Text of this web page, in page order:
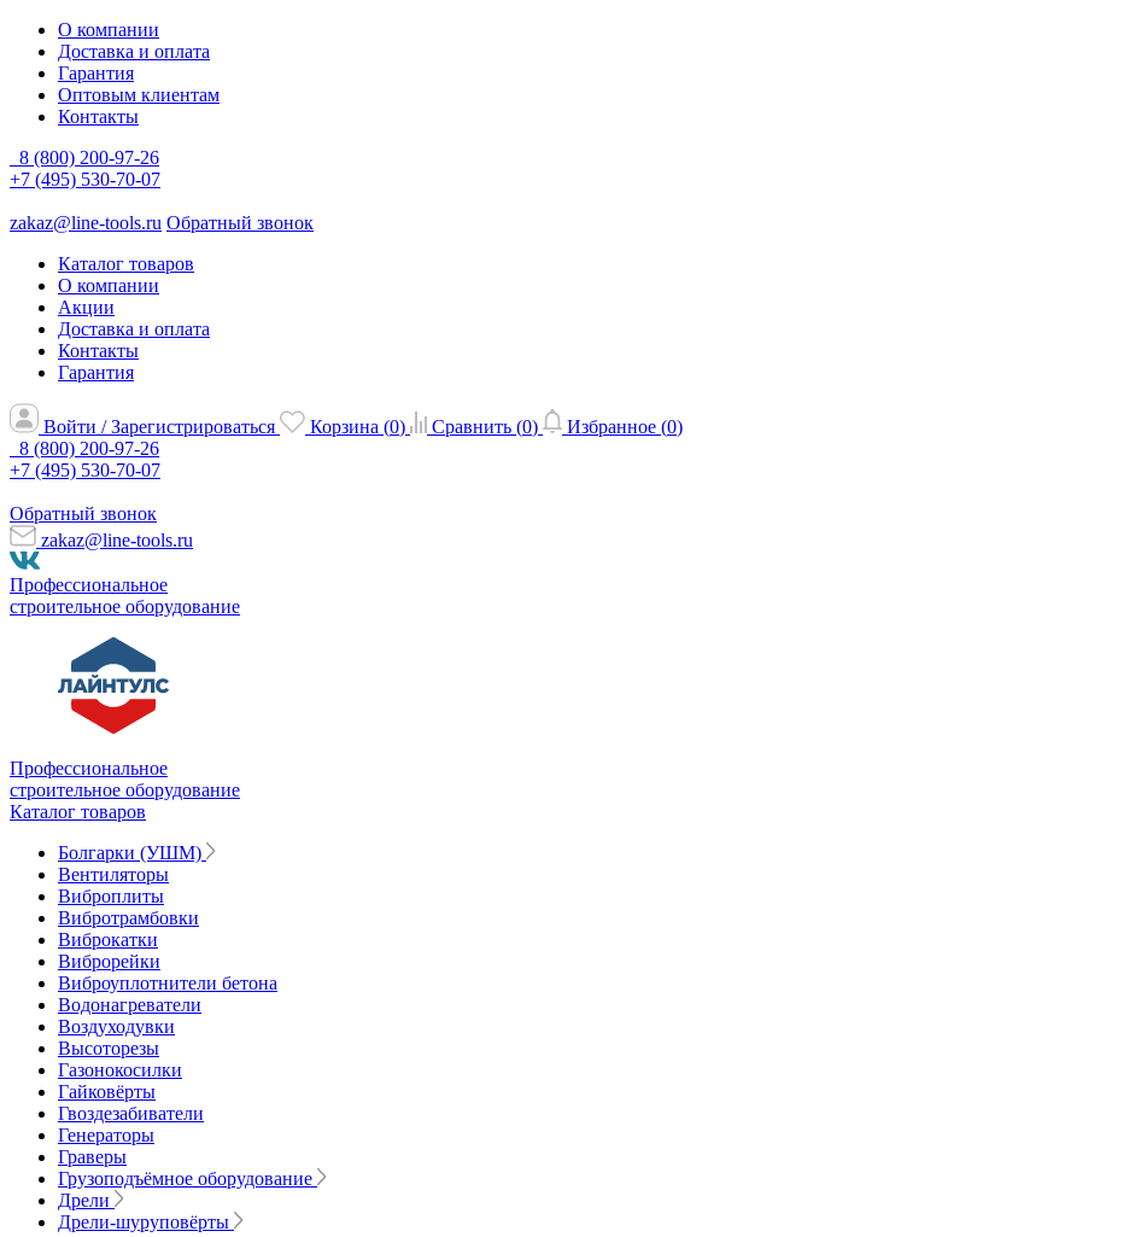
О компании
Доставка и оплата
Гарантия
Оптовым клиентам
Контакты
8 (800) 200-97-26
+7 (495) 530-70-07
zakaz@line-tools.ru Обратный звонок
Каталог товаров
О компании
Акции
Доставка и оплата
Контакты
Гарантия
Войти / Зарегистрироваться Корзина (0) Сравнить (0) Избранное (0)
8 (800) 200-97-26
+7 (495) 530-70-07
Обратный звонок
zakaz@line-tools.ru
Профессиональное
строительное оборудование
Профессиональное
строительное оборудование
Каталог товаров
Болгарки (УШМ)
Вентиляторы
Виброплиты
Вибротрамбовки
Виброкатки
Виброрейки
Виброуплотнители бетона
Водонагреватели
Воздуходувки
Высоторезы
Газонокосилки
Гайковёрты
Гвоздезабиватели
Генераторы
Граверы
Грузоподъёмное оборудование
Дрели
Дрели-шуруповёрты